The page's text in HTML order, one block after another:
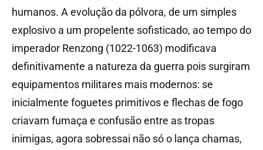
humanos. A evolução da pólvora, de um simples
explosivo a um propelente sofisticado, ao tempo do
imperador Renzong (1022-1063) modificava
definitivamente a natureza da guerra pois surgiram
equipamentos militares mais modernos: se
inicialmente foguetes primitivos e flechas de fogo
criavam fumaça e confusão entre as tropas
inimigas, agora sobressai não só o lança chamas,